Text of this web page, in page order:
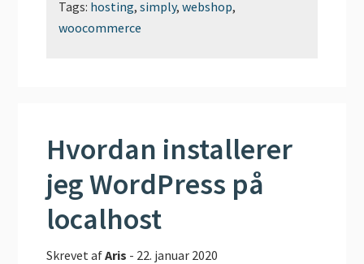
Tags: hosting,simply,webshop,
woocommerce
Hvordan installerer
jeg WordPress på
localhost
Skrevet afAris - 22. januar 2020